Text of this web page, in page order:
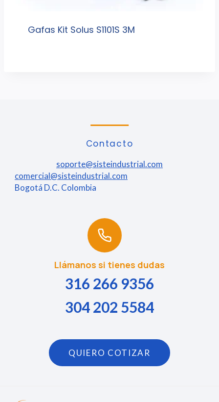
Gafas Kit Solus S1101S 3M
Contacto
soporte@sisteindustrial.com
comercial@sisteindustrial.com
Bogotá D.C. Colombia
Llámanos si tienes dudas
316 266 9356
304 202 5584
QUIERO COTIZAR